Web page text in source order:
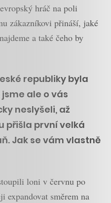
hráč na poli
zákazníkovi přináší, jaké
a také čeho by
republiky byla
ale o vás
neslyšeli, až
přišla první velká
Jak se vám vlastně
loni v červnu po
expandovat směrem na